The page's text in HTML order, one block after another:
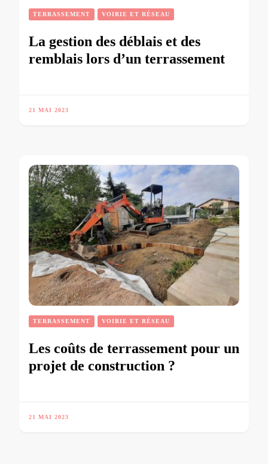
TERRASSEMENT VOIRIE ET RÉSEAU
La gestion des déblais et des
remblais lors d’un terrassement
21 MAI 2023
TERRASSEMENT VOIRIE ET RÉSEAU
Les coûts de terrassement pour un
projet de construction ?
21 MAI 2023